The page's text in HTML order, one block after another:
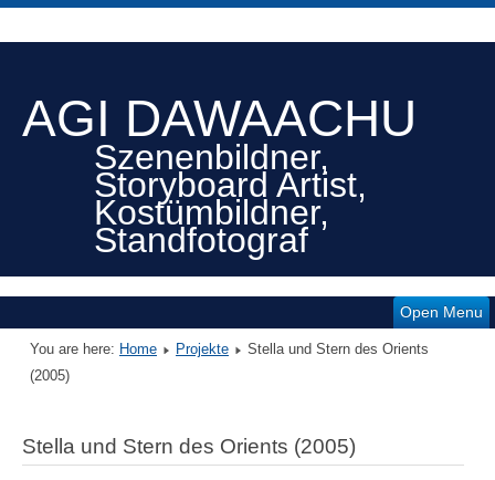
AGI DAWAACHU
Szenenbildner,
Storyboard Artist,
Kostümbildner,
Standfotograf
Open Menu
You are here: Home Projekte
Stella und Stern des Orients
(2005)
Stella und Stern des Orients (2005)